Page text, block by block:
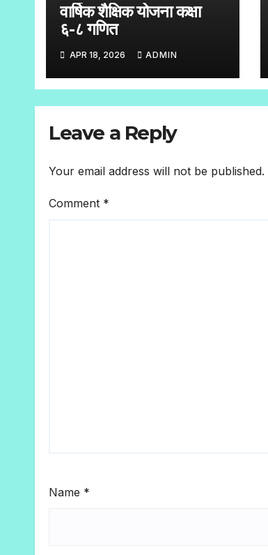
वार्षिक शैक्षिक योजना कक्षा
६-८ गणित
APR 18, 2026 ADMIN
Leave a Reply
Your email address will not be published.
Comment *
Name *